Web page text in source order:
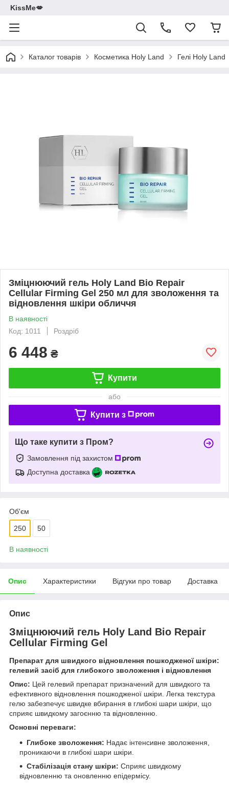
KissMe💋
Каталог товарів Косметика Holy Land Гелі Holy Land
Зміцнюючий гель Holy Land Bio Repair
Cellular Firming Gel 250 мл для зволоження та
відновлення шкіри обличчя
В наявності
Код: 1011
Роздріб
6 448 ₴
Купити
або
Купити з
Що таке купити з Пром?
Замовлення під захистом
Доступна доставка
Об'єм
250 50
В наявності
Опис Характеристики Відгуки про товар Доставка
Опис
Зміцнюючий гель Holy Land Bio Repair
Cellular Firming Gel
Препарат для швидкого відновлення пошкодженої шкіри:
гелевий засіб для глибокого зволоження і відновлення
Опис: Цей гелевий препарат призначений для швидкого та
ефективного відновлення пошкодженої шкіри. Легка текстура
гелю забезпечує швидке вбирання в глибокі шари шкіри, що
сприяє швидкому загоєнню та відновленню.
Основні переваги:
Глибоке зволоження: Надає інтенсивне зволоження,
проникаючи в глибокі шари шкіри.
Стабілізація стану шкіри: Сприяє швидкому
відновленню та оновленню епідермісу.